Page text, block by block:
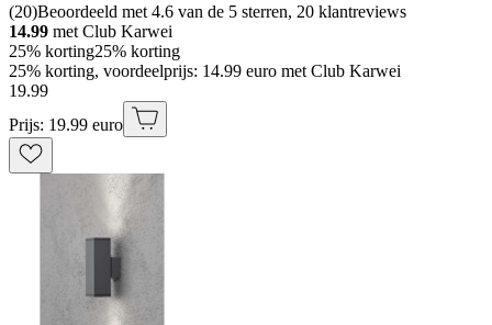
(20)Beoordeeld met 4.6 van de 5 sterren, 20 klantreviews
14.99 met Club Karwei
25% korting25% korting
25% korting, voordeelprijs: 14.99 euro met Club Karwei
19.99
Prijs: 19.99 euro